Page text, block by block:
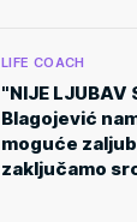
LIFE COACH
"NIJE LJUBAV
Blagojević
moguće
zaključamo